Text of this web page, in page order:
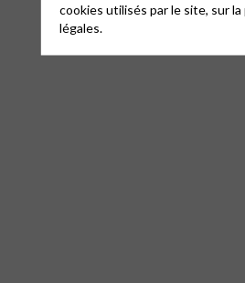
cookies utilisés par le site, sur la
légales.